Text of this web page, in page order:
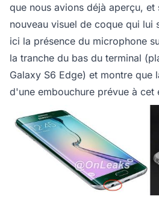
que nous avions déjà aperçu, et
nouveau visuel de coque qui lui
ici la présence du microphone
la tranche du bas du terminal
Galaxy S6 Edge) et montre que
d'une embouchure prévue à cet